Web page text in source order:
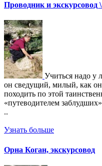
Проводник и экскурсовод
Учиться надо у
он сведущий, милый, как
походить по этой
«путеводителем
..
Узнать больше
Орна Коган, экскурсовод